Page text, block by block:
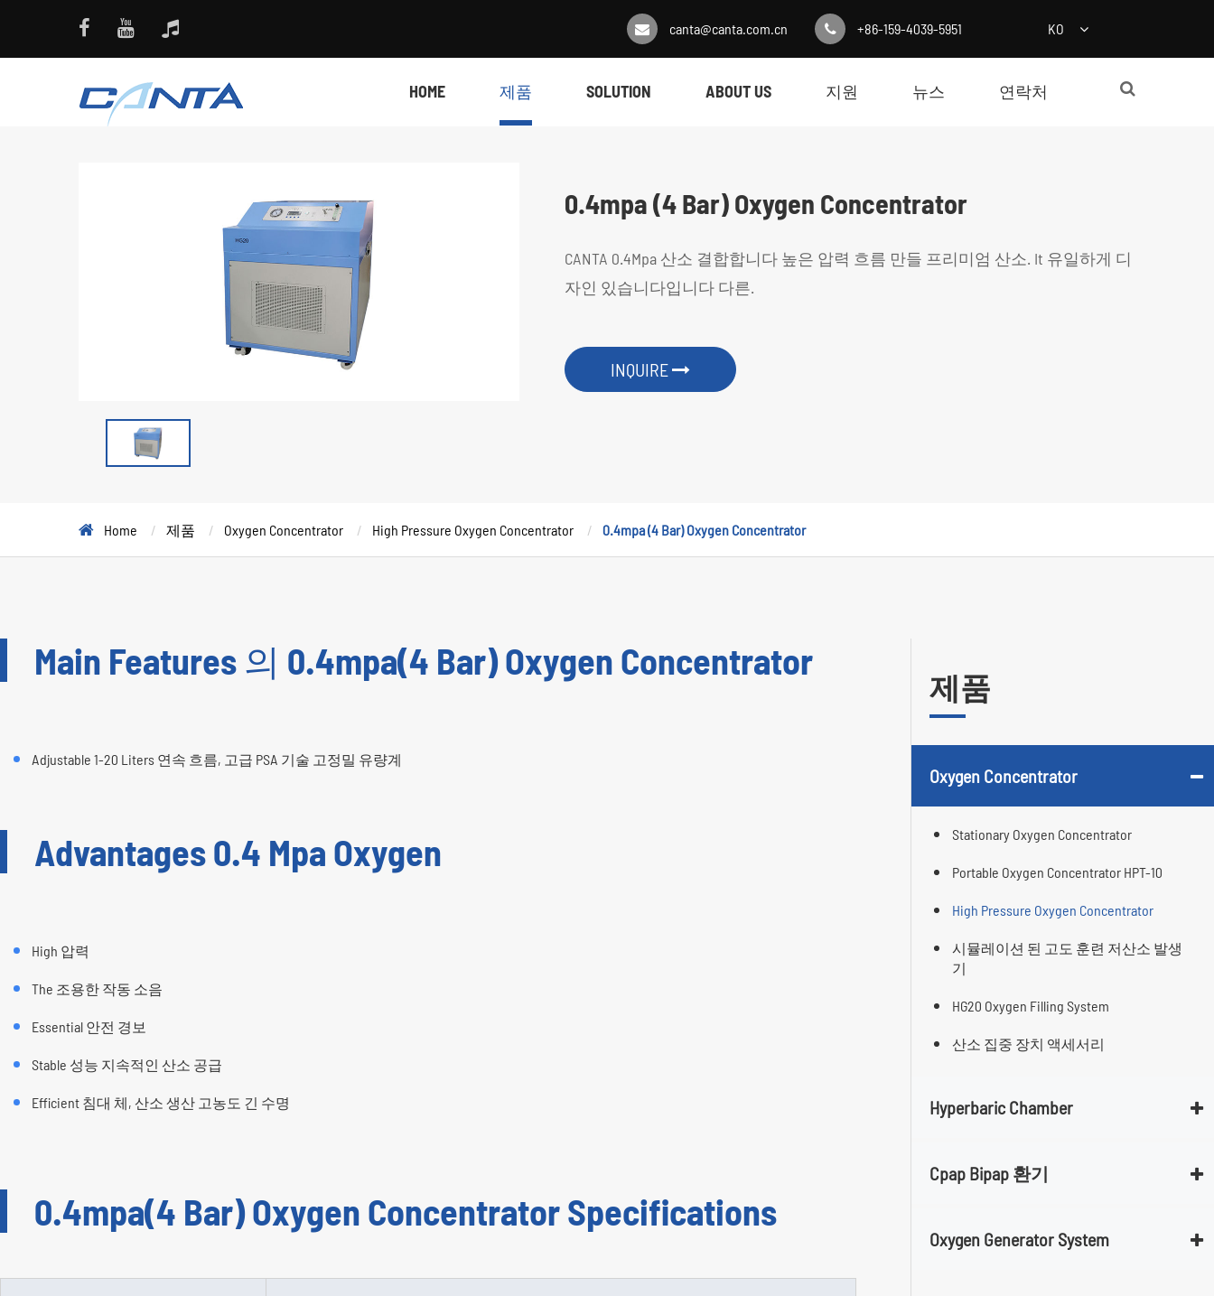
KO
+86-159-4039-5951
canta@canta.com.cn
HOME 제품 SOLUTION ABOUT US 지원 뉴스 연락처
0.4mpa (4 Bar) Oxygen Concentrator
CANTA 0.4Mpa 산소 결합합니다 높은 압력 흐름 만들 프리미엄 산소. It 유일하게 디
자인 있습니다입니다 다른.
INQUIRE
Home 제품 Oxygen Concentrator High Pressure Oxygen Concentrator 0.4mpa (4 Bar) Oxygen Concentrator
Main Features 의 0.4mpa(4 Bar) Oxygen Concentrator
Adjustable 1-20 Liters 연속 흐름, 고급 PSA 기술 고정밀 유량계
Advantages 0.4 Mpa Oxygen
High 압력
The 조용한 작동 소음
Essential 안전 경보
Stable 성능 지속적인 산소 공급
Efficient 침대 체, 산소 생산 고농도 긴 수명
0.4mpa(4 Bar) Oxygen Concentrator Specifications
제품
Oxygen Concentrator
Stationary Oxygen Concentrator
Portable Oxygen Concentrator HPT-10
High Pressure Oxygen Concentrator
시뮬레이션 된 고도 훈련 저산소 발생
기
HG20 Oxygen Filling System
산소 집중 장치 액세서리
Hyperbaric Chamber
Cpap Bipap 환기
Oxygen Generator System